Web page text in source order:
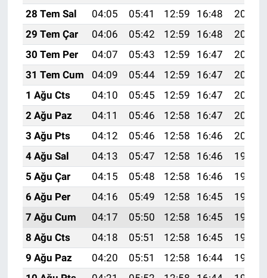
28 Tem Sal
04:05 05:41 12:59 16:48
20:06
29 Tem Çar
04:06 05:42 12:59 16:48
20:05
30 Tem Per
04:07 05:43 12:59 16:47
20:04
31 Tem Cum
04:09 05:44 12:59 16:47
20:03
1 Ağu Cts
04:10 05:45 12:59 16:47
20:02
2 Ağu Paz
04:11 05:46 12:58 16:47
20:01
3 Ağu Pts
04:12 05:46 12:58 16:46
20:00
4 Ağu Sal
04:13 05:47 12:58 16:46
19:59
5 Ağu Çar
04:15 05:48 12:58 16:46
19:58
6 Ağu Per
04:16 05:49 12:58 16:45
19:57
7 Ağu Cum
04:17 05:50 12:58 16:45
19:56
8 Ağu Cts
04:18 05:51 12:58 16:45
19:55
9 Ağu Paz
04:20 05:51 12:58 16:44
19:54